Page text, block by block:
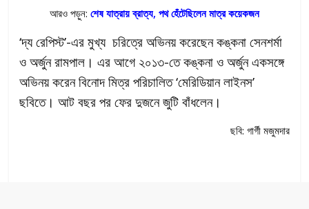
আরও পড়ুন: শেষ যাত্রায় ব্রাত্য, পথ হেঁটেছিলেন মাত্র কয়েকজন
‘দ্য রেপিস্ট’-এর মুখ্য চরিত্রে অভিনয় করেছেন কঙ্কনা সেনশর্মা
ও অর্জুন রামপাল। এর আগে ২০১৩-তে কঙ্কনা ও অর্জুন একসঙ্গে
অভিনয় করেন বিনোদ মিত্র পরিচালিত ‘মেরিডিয়ান লাইনস’
ছবিতে। আট বছর পর ফের দুজনে জুটি বাঁধলেন।
ছবি: গার্গী মজুমদার